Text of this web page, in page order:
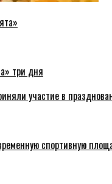
три дня
участие в
спортивную